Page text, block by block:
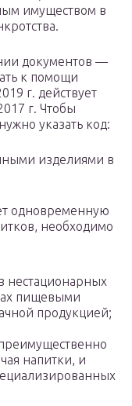
имуществом в
документов —
к помощи
г. действует
г. Чтобы
указать код:
изделиями в
одновременную
необходимо
нестационарных
пищевыми
продукцией;
напитки, и